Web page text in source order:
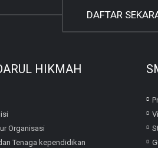
DAFTAR
HIKMAH
Organisasi
Tenaga kependidikan